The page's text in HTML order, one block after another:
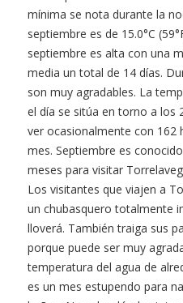
mínima se nota durante la
septiembre es de 15.0°C
septiembre es alta con una
media un total de 14 días.
son muy agradables. La
el día se sitúa en torno a los
ver ocasionalmente con 162
mes. Septiembre es
meses para visitar
Los visitantes que viajen a
un chubasquero totalmente
lloverá. También traiga sus
porque puede ser muy
temperatura del agua de
es un mes estupendo para